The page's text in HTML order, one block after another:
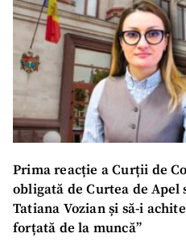
Prima reacție a Curții de
obligată de Curtea de Apel
Tatiana Vozian și să-i
forțată de la muncă”